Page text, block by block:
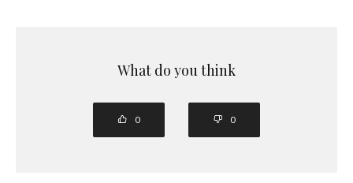
What do you think
0 0